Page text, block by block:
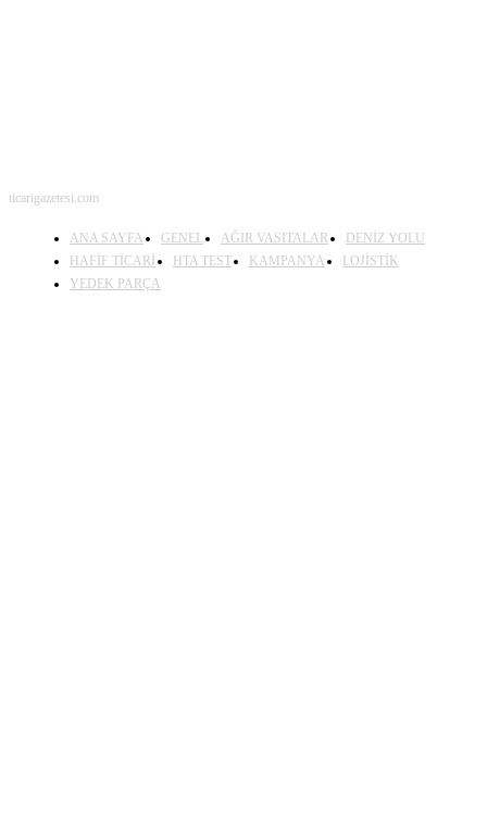
ticarigazetesi.com
ANA SAYFA GENEL AĞIR VASITALAR
DENİZ YOLU
HAFİF TİCARİ
HTA TEST KAMPANYA
LOJİSTİK
YEDEK PARÇA